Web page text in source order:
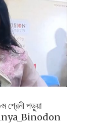
শ্রেনী পড়ুয়া